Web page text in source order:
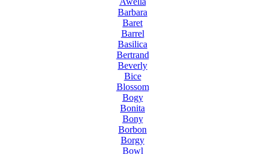
Barbara
Baret
Barrel
Basilica
Bertrand
Beverly
Bice
Blossom
Bogy
Bonita
Bony
Borbon
Borgy
Bowl